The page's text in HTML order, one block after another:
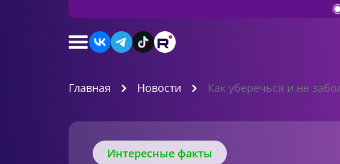
Главная Новости Как уберечься и не
Интересные факты